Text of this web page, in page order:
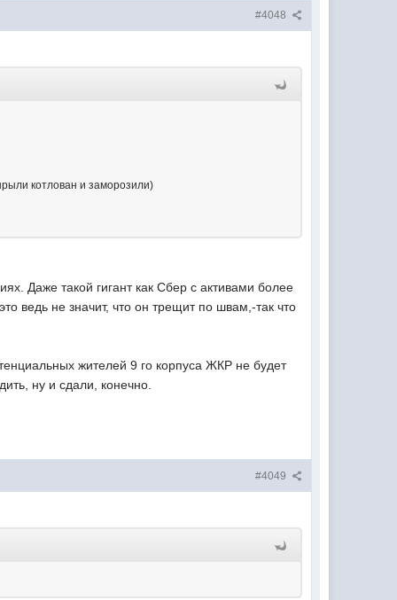
#4048
котлован и заморозили)
Даже такой гигант как Сбер с активами более
ведь не значит, что он трещит по швам,-так что
жителей 9 го корпуса ЖКР не будет
ну и сдали, конечно.
#4049